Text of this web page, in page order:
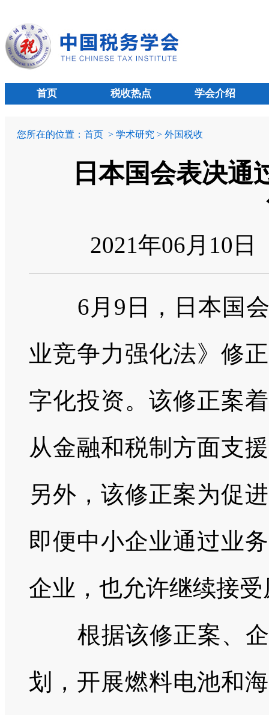
首页 税收热点 学会介绍
您所在的位置： 首页 > 学术研究 > 外国税收
日本国会表决通
2021年06月10日
6 月 9 日，日本国
业竞争力强化法》修
字化投资。该修正案
从金融和税制方面支
另外，该修正案为促
即便中小企业通过业
企业，也允许继续接
根据该修正案、企
划，开展燃料电池和